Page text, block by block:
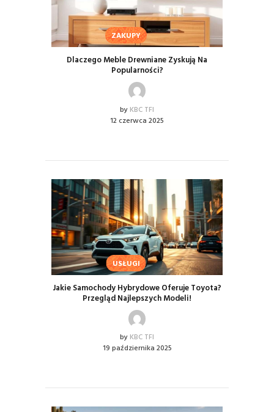
ZAKUPY
Dlaczego Meble Drewniane Zyskują Na
Popularności?
by KBC TFI
12 czerwca 2025
USŁUGI
Jakie Samochody Hybrydowe Oferuje Toyota?
Przegląd Najlepszych Modeli!
by KBC TFI
19 października 2025